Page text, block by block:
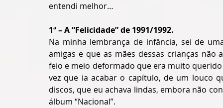
entendi melhor…
1ª – A “Felicidade” de 1991/1992.
Na minha lembrança de infância, sei de
amigas e que as mães dessas crianças
feio e meio deformado que era muito
vez que ia acabar o capítulo, de um louco
discos, que eu achava lindas, embora não
álbum “Nacional”.